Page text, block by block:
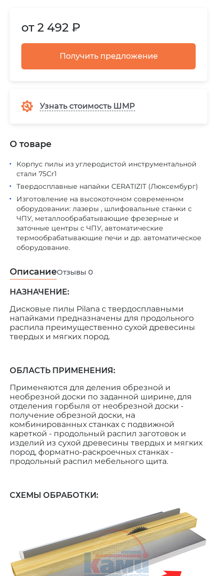
от 2 492 ₽
Получить предложение
Узнать стоимость ШМР
Корпус пилы из углеродистой инструментальной
стали 75Cr1
Твердосплавные напайки CERATIZIT (Люксембург)
Изготовление на высокоточном современном
оборудовании: лазеры , шлифовальные станки с
ЧПУ, металлообрабатывающие фрезерные и
заточные центры с ЧПУ, автоматические
термообрабатывающие печи и др. автоматическое
оборудование.
О товаре
ОписаниеОтзывы 0
НАЗНАЧЕНИЕ:
Дисковые пилы Pilana с твердосплавными
напайками предназначены для продольного
распила преимущественно сухой древесины
твердых и мягких пород.
ОБЛАСТЬ ПРИМЕНЕНИЯ:
Применяются для деления обрезной и
необрезной доски по заданной ширине, для
отделения горбыля от необрезной доски -
получение обрезной доски, на
комбинированных станках с подвижной
кареткой - продольный распил заготовок и
изделий из сухой древесины твердых и мягких
пород, форматно-раскроечных станках -
продольный распил мебельного щита.
СХЕМЫ ОБРАБОТКИ: